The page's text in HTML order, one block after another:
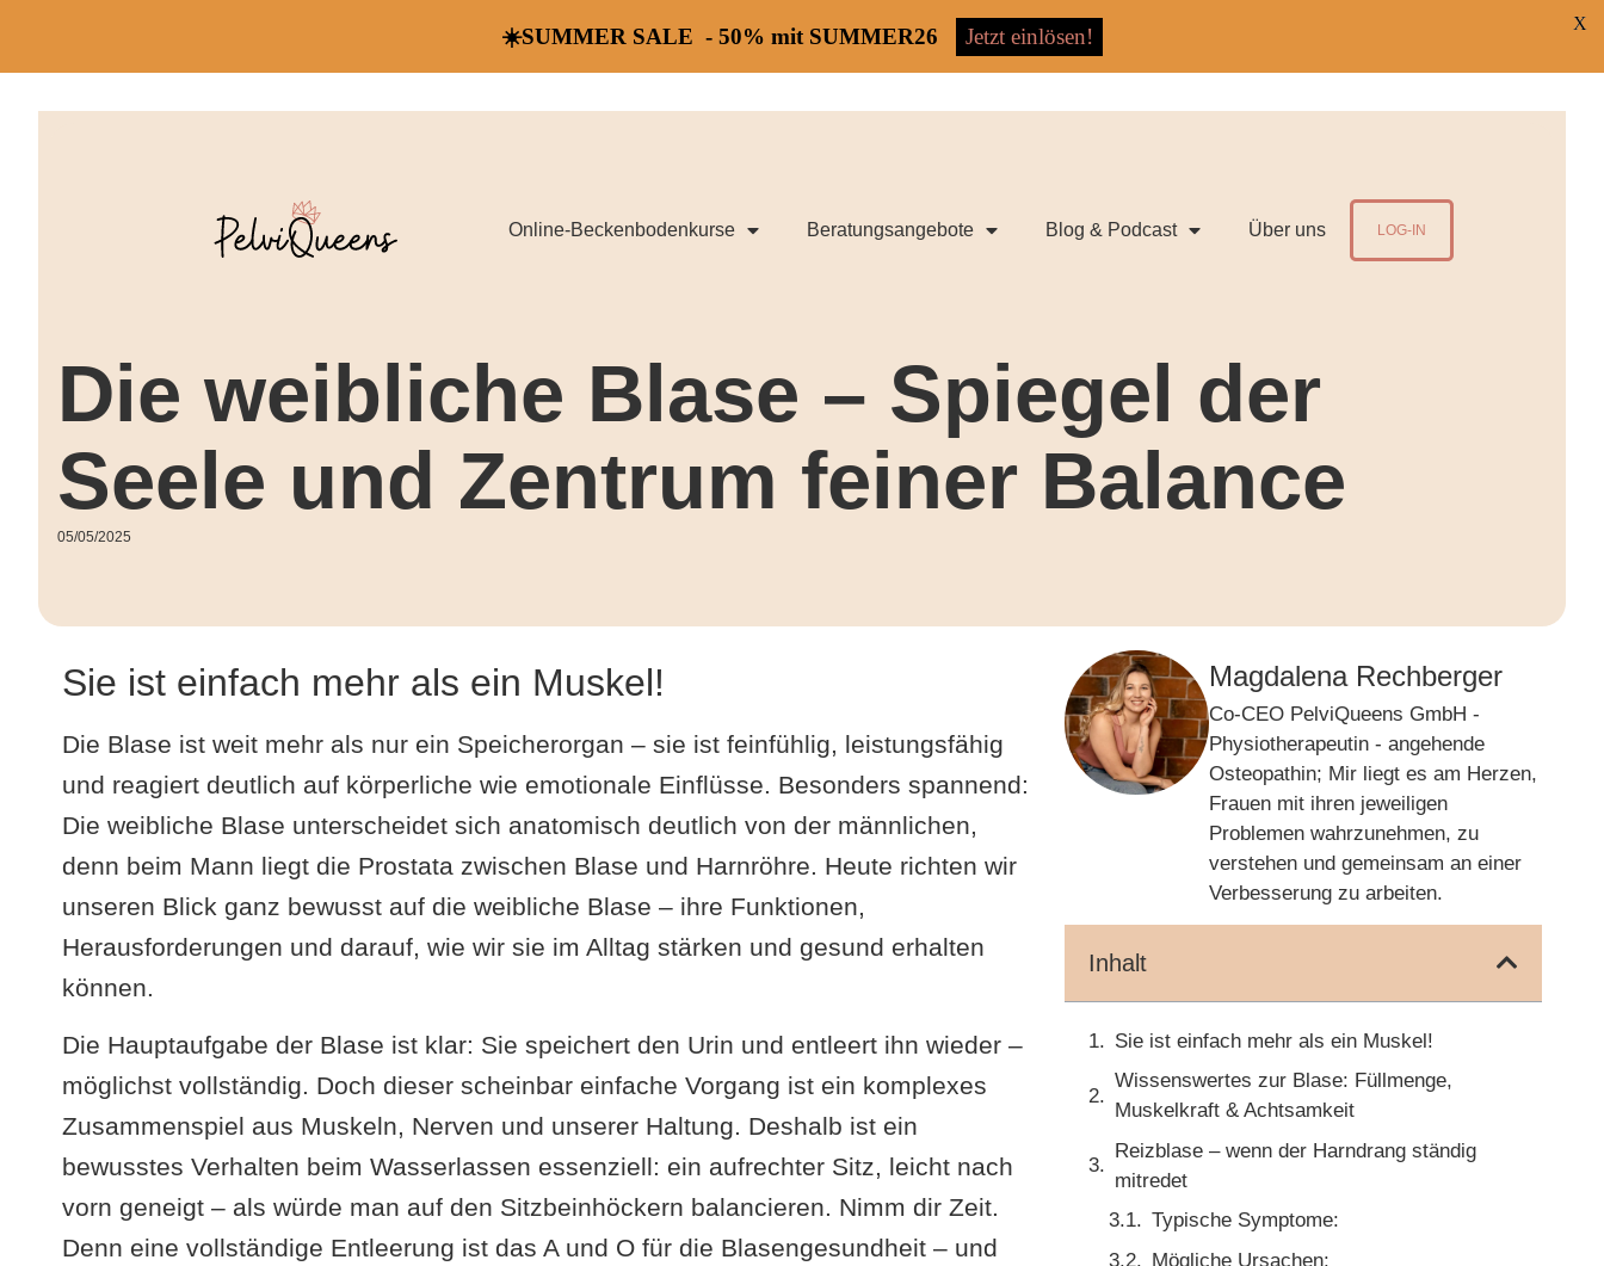
LOG-IN
Online-Beckenbodenkurse Beratungsangebote Blog & Podcast Über uns
Die weibliche Blase – Spiegel der
Seele und Zentrum feiner Balance
05/05/2025
Sie ist einfach mehr als ein Muskel!
Die Blase ist weit mehr als nur ein Speicherorgan – sie ist feinfühlig, leistungsfähig
und reagiert deutlich auf körperliche wie emotionale Einflüsse. Besonders spannend:
Die weibliche Blase unterscheidet sich anatomisch deutlich von der männlichen,
denn beim Mann liegt die Prostata zwischen Blase und Harnröhre. Heute richten wir
unseren Blick ganz bewusst auf die weibliche Blase – ihre Funktionen,
Herausforderungen und darauf, wie wir sie im Alltag stärken und gesund erhalten
können.
Die Hauptaufgabe der Blase ist klar: Sie speichert den Urin und entleert ihn wieder –
möglichst vollständig. Doch dieser scheinbar einfache Vorgang ist ein komplexes
Zusammenspiel aus Muskeln, Nerven und unserer Haltung. Deshalb ist ein
bewusstes Verhalten beim Wasserlassen essenziell: ein aufrechter Sitz, leicht nach
vorn geneigt – als würde man auf den Sitzbeinhöckern balancieren. Nimm dir Zeit.
Denn eine vollständige Entleerung ist das A und O für die Blasengesundheit – und
Magdalena Rechberger
Co-CEO PelviQueens GmbH -
Physiotherapeutin - angehende
Osteopathin; Mir liegt es am Herzen,
Frauen mit ihren jeweiligen
Problemen wahrzunehmen, zu
verstehen und gemeinsam an einer
Verbesserung zu arbeiten.
Inhalt
Sie ist einfach mehr als ein Muskel!
Wissenswertes zur Blase: Füllmenge,
Muskelkraft & Achtsamkeit
Reizblase – wenn der Harndrang ständig
mitredet
Typische Symptome:
Mögliche Ursachen:
☀️SUMMER SALE - 50% mit SUMMER26 Jetzt einlösen! X